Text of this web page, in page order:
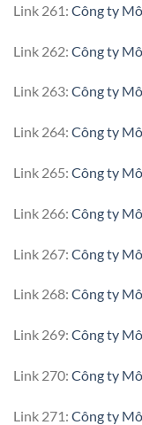
Link 261: Công ty
Link 262: Công ty
Link 263: Công ty
Link 264: Công ty
Link 265: Công ty
Link 266: Công ty
Link 267: Công ty
Link 268: Công ty
Link 269: Công ty
Link 270: Công ty
Link 271: Công ty